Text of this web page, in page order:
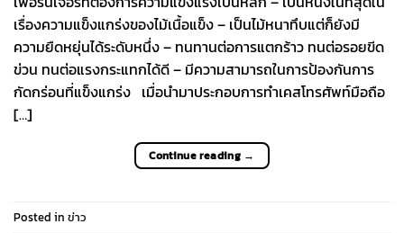
เรื่องความแข็งแกร่งของไม้เนื้อแข็ง – เป็นไม้หนาทึบแต่ก็ยังมี
ความยืดหยุ่นได้ระดับหนึ่ง – ทนทานต่อการแตกร้าว ทนต่อรอยขีด
ข่วน ทนต่อแรงกระแทกได้ดี – มีความสามารถในการป้องกันการ
กัดกร่อนที่แข็งแกร่ง เมื่อนำมาประกอบการทำเคสโทรศัพท์มือถือ
[…]
Continue reading →
Posted in ข่าว